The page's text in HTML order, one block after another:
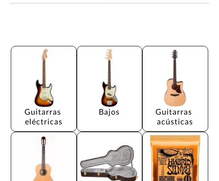
Guitarras
eléctricas
Bajos
Guitarras
acústicas